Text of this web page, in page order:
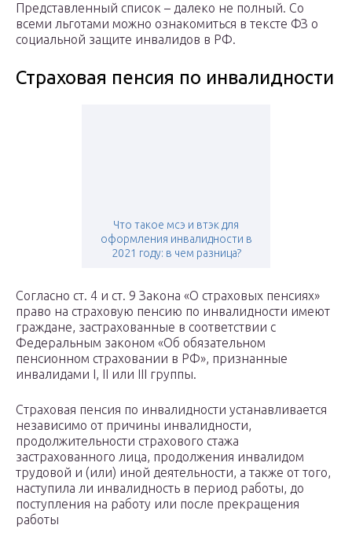
Представленный список – далеко не полный. Со
всеми льготами можно ознакомиться в тексте ФЗ о
социальной защите инвалидов в РФ.
Страховая пенсия по инвалидности
Что такое мсэ и втэк для
оформления инвалидности в
2021 году: в чем разница?
Согласно ст. 4 и ст. 9 Закона «О страховых пенсиях»
право на страховую пенсию по инвалидности имеют
граждане, застрахованные в соответствии с
Федеральным законом «Об обязательном
пенсионном страховании в РФ», признанные
инвалидами I, II или III группы.
Страховая пенсия по инвалидности устанавливается
независимо от причины инвалидности,
продолжительности страхового стажа
застрахованного лица, продолжения инвалидом
трудовой и (или) иной деятельности, а также от того,
наступила ли инвалидность в период работы, до
поступления на работу или после прекращения
работы